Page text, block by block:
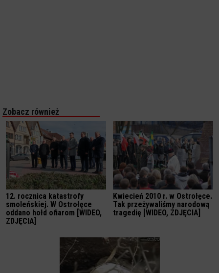
Zobacz również
12. rocznica katastrofy
smoleńskiej. W Ostrołęce
oddano hołd ofiarom [WIDEO,
ZDJĘCIA]
Kwiecień 2010 r. w Ostrołęce.
Tak przeżywaliśmy narodową
tragedię [WIDEO, ZDJĘCIA]